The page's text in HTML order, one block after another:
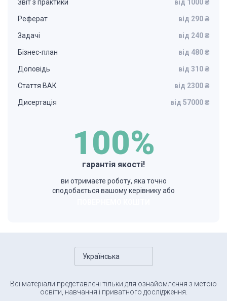
Звіт з практики від 1000 ₴
Реферат від 290 ₴
Задачі від 240 ₴
Бізнес-план від 480 ₴
Доповідь від 310 ₴
Стаття ВАК від 2300 ₴
Дисертація від 57000 ₴
100%
гарантія якості!
ви отримаєте роботу, яка точно
сподобається вашому керівнику або
Українська
Всі матеріали представлені тільки для ознайомлення з метою
освіти, навчання і приватного дослідження.